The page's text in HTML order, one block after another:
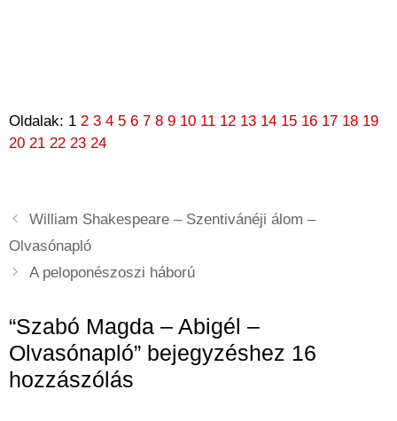
Oldalak: 1 2 3 4 5 6 7 8 9 10 11 12 13 14 15 16 17 18 19
20 21 22 23 24
William Shakespeare – Szentivánéji álom –
Olvasónapló
A peloponészoszi háború
“Szabó Magda – Abigél –
Olvasónapló” bejegyzéshez 16
hozzászólás